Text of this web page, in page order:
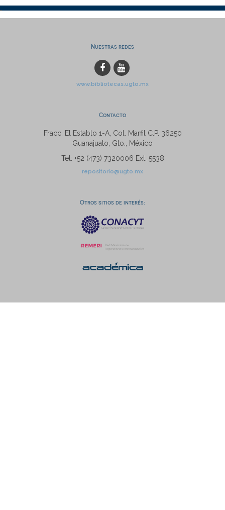
Nuestras redes
www.bibliotecas.ugto.mx
Contacto
Fracc. El Establo 1-A, Col. Marfil C.P. 36250
Guanajuato, Gto., México
Tel: +52 (473) 7320006 Ext. 5538
repositorio@ugto.mx
Otros sitios de interés: